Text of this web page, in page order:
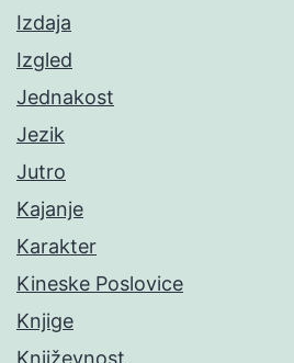
Izdaja
Izgled
Jednakost
Jezik
Jutro
Kajanje
Karakter
Kineske Poslovice
Knjige